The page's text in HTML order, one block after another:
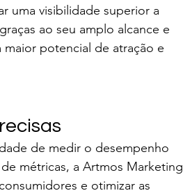
uma visibilidade superior a
ao seu amplo alcance e
potencial de atração e
de medir o desempenho
métricas, a Artmos Marketing
e otimizar as